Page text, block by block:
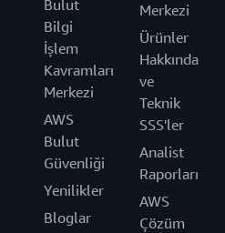
Bulut
Bilgi
İşlem
Kavramları
Merkezi
AWS
Bulut
Güvenliği
Yenilikler
Bloglar
Merkezi
Ürünler
Hakkında
ve
Teknik
SSS'ler
Analist
Raporları
AWS
Çözüm